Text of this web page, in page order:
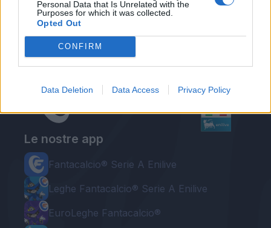
Personal Data that Is Unrelated with the
Purposes for which it was collected.
Opted Out
CONFIRM
Data Deletion Data Access Privacy Policy
Redazione Fantacalcio.it
Le nostre app
Fantacalcio® Serie A Enilive
Leghe Fantacalcio® Serie A Enilive
EuroLeghe Fantacalcio®